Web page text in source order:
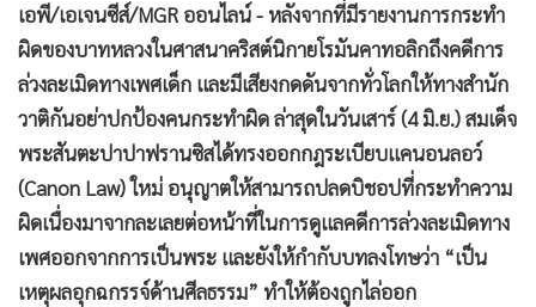
• ชุมชน-คุณภาพชีวิต
• อาชญากรรม
• Motoring
เกม
•
วิทยาศาสตร์
•
SMEs
• หุ้น
• อินโดจีน
เอพี/เอเจนซีส์/MGR ออนไลน์ - หลังจากที่มีรายงานการกระทำ
ผิดของบาทหลวงในศาสนาคริสต์นิกายโรมันคาทอลิกถึงคดีการ
ล่วงละเมิดทางเพศเด็ก และมีเสียงกดดันจากทั่วโลกให้ทางสำนัก
วาติกันอย่าปกป้องคนกระทำผิด ล่าสุดในวันเสาร์ (4 มิ.ย.) สมเด็จ
พระสันตะปาปาฟรานซิสได้ทรงออกกฎระเบียบแคนอนลอว์
(Canon Law) ใหม่ อนุญาตให้สามารถปลดบิชอปที่กระทำความ
ผิดเนื่องมาจากละเลยต่อหน้าที่ในการดูแลคดีการล่วงละเมิดทาง
เพศออกจากการเป็นพระ และยังให้กำกับบทลงโทษว่า “เป็น
เหตุผลอุกฉกรรจ์ด้านศีลธรรม” ทำให้ต้องถูกไล่ออก